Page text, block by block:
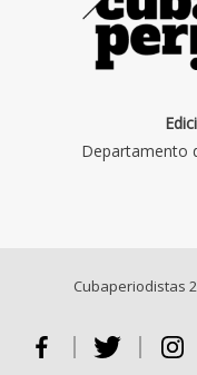
Departamento
Cubaperiodistas
Facebook Twitter